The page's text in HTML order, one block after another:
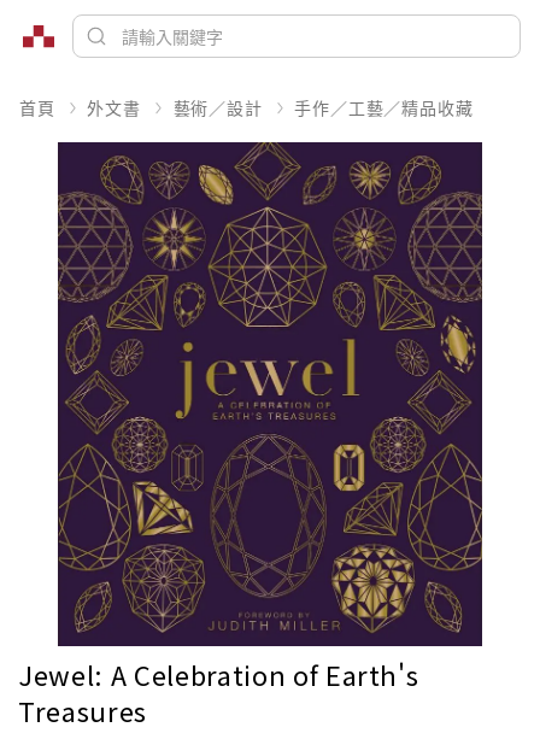
首頁 外文書 藝術／設計 手作／工藝／精品收藏
Jewel: A Celebration of Earth's
Treasures